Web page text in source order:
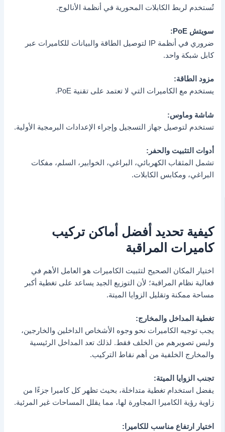
تُستخدم لربط الكابلات المحورية في أنظمة الأنالوج.
سويتش PoE:
ضروري في أنظمة IP لتوصيل الطاقة والبيانات للكاميرات عبر
كابل شبكة واحد.
مزود الطاقة:
يستخدم مع الكاميرات التي لا تعتمد على تقنية PoE.
شاشة وماوس:
تستخدم لتوصيل جهاز التسجيل وإجراء الإعدادات البرمجية الأولية.
أدوات التثبيت والحفر:
تشمل المثقاب الكهربائي، البراغي، الخوابير، السلم، مفكات
البراغي، ومكابس الكابلات.
كيفية تحديد أفضل أماكن تركيب
كاميرات المراقبة
اختيار المكان الصحيح لتثبيت الكاميرات هو العامل الأهم في
فعالية نظام المراقبة؛ لأن التوزيع الجيد يساعد على تغطية أكبر
مساحة ممكنة وتقليل الزوايا الميتة.
تغطية المداخل والمخارج:
يجب توجيه الكاميرات نحو وجوه الأشخاص الداخلين والخارجين،
وليس تصويرهم من الخلف فقط. لذلك تعد المداخل الرئيسية
والمخارج الخلفية من أهم نقاط التركيب.
تجنب الزوايا الميتة:
يفضل استخدام تغطية متداخلة، بحيث تظهر كل كاميرا جزءًا من
زاوية رؤية الكاميرا المجاورة لها، مما يقلل المساحات غير المرئية.
اختيار ارتفاع مناسب للكاميرا: